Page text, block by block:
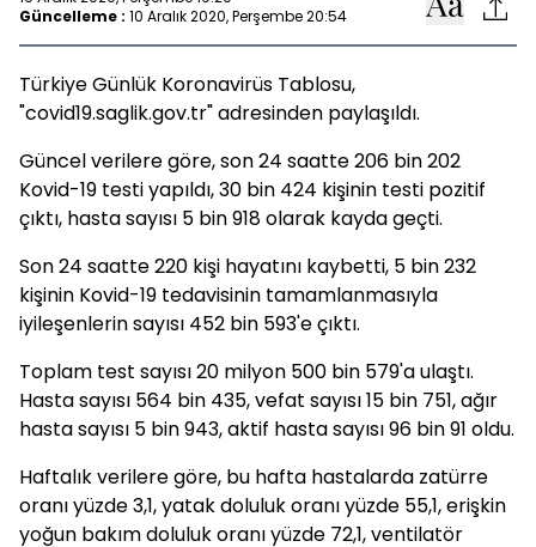
Güncelleme : 10 Aralık 2020, Perşembe 20:54
Türkiye Günlük Koronavirüs Tablosu,
"covid19.saglik.gov.tr" adresinden paylaşıldı.
Güncel verilere göre, son 24 saatte 206 bin 202
Kovid-19 testi yapıldı, 30 bin 424 kişinin testi pozitif
çıktı, hasta sayısı 5 bin 918 olarak kayda geçti.
Son 24 saatte 220 kişi hayatını kaybetti, 5 bin 232
kişinin Kovid-19 tedavisinin tamamlanmasıyla
iyileşenlerin sayısı 452 bin 593'e çıktı.
Toplam test sayısı 20 milyon 500 bin 579'a ulaştı.
Hasta sayısı 564 bin 435, vefat sayısı 15 bin 751, ağır
hasta sayısı 5 bin 943, aktif hasta sayısı 96 bin 91 oldu.
Haftalık verilere göre, bu hafta hastalarda zatürre
oranı yüzde 3,1, yatak doluluk oranı yüzde 55,1, erişkin
yoğun bakım doluluk oranı yüzde 72,1, ventilatör